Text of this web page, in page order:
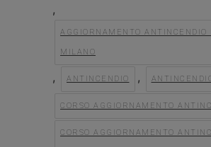
,
AGGIORNAMENTO ANTINCENDIO
MILANO
, ANTINCENDIO ,
CORSO AGGIORNAMENTO
CORSO AGGIORNAMENTO